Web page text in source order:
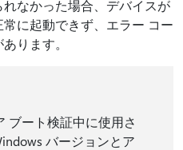
なかった場合、デバイスが
に起動できず、エラー コー
ります。
ブート検証中に使用さ
バージョンとア